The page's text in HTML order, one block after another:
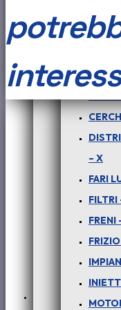
PICK UP
– X
FARI
FILTRI
FRENI
QUANTITÀ